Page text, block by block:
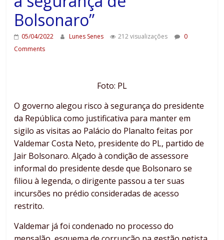
Bolsonaro”
05/04/2022 Lunes Senes 212 visualizações
0
Comments
Foto: PL
O governo alegou risco à segurança do presidente
da República como justificativa para manter em
sigilo as visitas ao Palácio do Planalto feitas por
Valdemar Costa Neto, presidente do PL, partido de
Jair Bolsonaro. Alçado à condição de assessore
informal do presidente desde que Bolsonaro se
filiou à legenda, o dirigente passou a ter suas
incursões no prédio consideradas de acesso
restrito.
Valdemar já foi condenado no processo do